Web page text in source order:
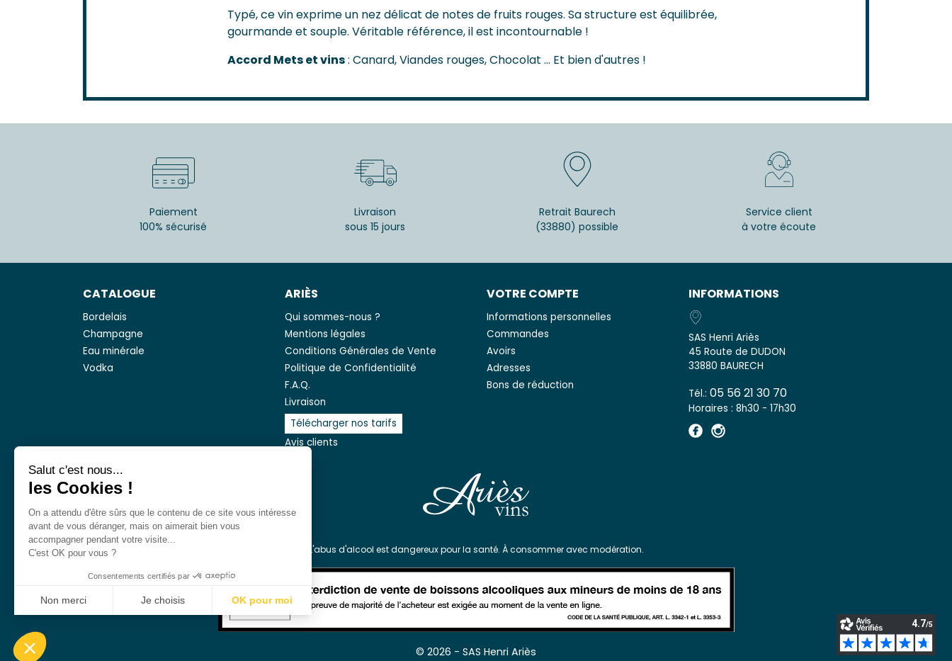
Typé, ce vin exprime un nez délicat de notes de fruits rouges. Sa structure est équilibrée,
gourmande et souple. Véritable référence, il est incontournable !
Accord Mets et vins: Canard, Viandes rouges, Chocolat ... Et bien d'autres !
Paiement
100% sécurisé
Livraison
sous 15 jours
Retrait Baurech
(33880) possible
Service client
à votre écoute
CATALOGUE
Bordelais
Champagne
Eau minérale
Vodka
ARIÈS
Qui sommes-nous ?
Mentions légales
Conditions Générales de Vente
Politique de Confidentialité
F.A.Q.
Livraison
Télécharger nos tarifs
Avis clients
VOTRE COMPTE
Informations personnelles
Commandes
Avoirs
Adresses
Bons de réduction
INFORMATIONS
SAS Henri Ariès
45 Route de DUDON
33880 BAURECH
Tél.: 05 56 21 30 70
Horaires : 8h30 - 17h30
L'abus d'alcool est dangereux pour la santé. À consommer avec modération.
© 2026 - SAS Henri Ariès
les Cookies !
de ce site vous intéresse avant de
vous déranger, mais on aimerait bien vous accompagner pendant
votre visite...
C'est OK pour vous ?
Consentements certifiés par
Non merci Je choisis OK pour moi
Plateforme de Gestion du Consentement : Personnalisez vos Options
Notre plateforme vous permet d'adapter et de gérer vos paramètres de confidentialité, en garantissant la conformité avec les réglementations. Personnalisez vos préférences pour